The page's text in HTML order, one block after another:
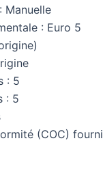
Manuelle
: Euro 5
: 5
: 5
(COC) fourni